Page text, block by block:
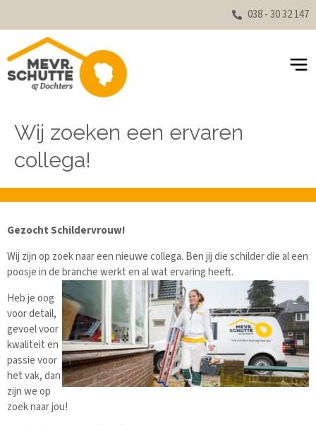
038 - 30 32 147
Wij zoeken een ervaren
collega!
Gezocht Schildervrouw!
Wij zijn op zoek naar een nieuwe collega. Ben jij die schilder die al een
poosje in de branche werkt en al wat ervaring heeft.
Heb je oog
voor detail,
gevoel voor
kwaliteit en
passie voor
het vak, dan
zijn we op
zoek naar jou!